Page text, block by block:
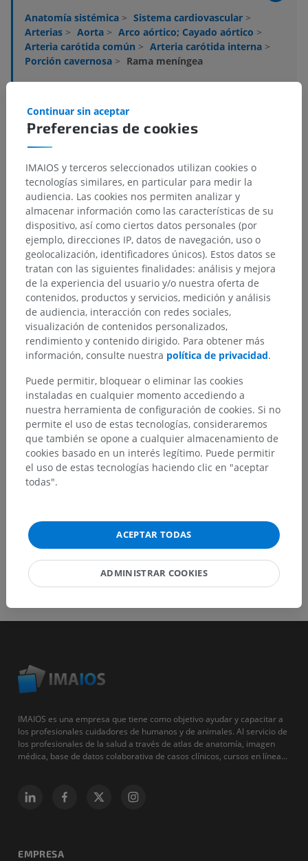
Anatomía sistémica > Sistema cardiovascular >
Arterias > Aorta > Arco aórtico; Cayado aórtico >
Arteria carótida común > Arteria carótida interna >
Porción cavernosa > Rama meníngea
subyacentes correspondientes para esta parte
anatómica
Neuroanatomía humana
Anatomía comparada en animales
Traducciones
¿Ha detectado un error?
mejora de contenido.
Reportar un error
DESCARGAR LA APLICACIÓN
IMAIOS es una empresa que tiene como objetivo ayudar y capacitar a
los profesionales cuidadores de humanos y de animales. Al servicio de
los profesionales de la salud a través de atlas de anatomía, imagen
médica, base de datos colaborativa de casos clínicos, cursos en línea...
EMPRESA
Preferencias de cookies
Continuar sin aceptar
IMAIOS y terceros seleccionados utilizan cookies o
tecnologías similares, en particular para medir la
audiencia. Las cookies nos permiten analizar y
almacenar información como las características de su
dispositivo, así como ciertos datos personales (por
ejemplo, direcciones IP, datos de navegación, uso o
geolocalización, identificadores únicos). Estos datos se
tratan con las siguientes finalidades: análisis y mejora
de la experiencia del usuario y/o nuestra oferta de
contenidos, productos y servicios, medición y análisis
de audiencia, interacción con redes sociales,
visualización de contenidos personalizados,
rendimiento y contenido dirigido. Para obtener más
información, consulte nuestra política de privacidad.
Puede permitir, bloquear o eliminar las cookies
instaladas en cualquier momento accediendo a
nuestra herramienta de configuración de cookies. Si no
permite el uso de estas tecnologías, consideraremos
que también se opone a cualquier almacenamiento de
cookies basado en un interés legítimo. Puede permitir
el uso de estas tecnologías haciendo clic en "aceptar
todas".
ACEPTAR TODAS
ADMINISTRAR COOKIES